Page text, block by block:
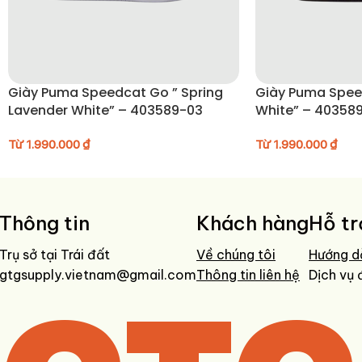
Bảo quản giày ở nơi khô ráo, thoáng mát
Giày Puma Speedcat Go ” Spring
Lavender White” – 403589-03
Từ1.990.000₫
Giày Puma
White” –
Từ1.990.000₫
Thông tin
Trụ sở tại Trái đất
gtgsupply.vietnam@gmail.com
Khách hàng
Về chúng tôi
Thông tin liên hệ
Hỗ
Hướng
Dịch vụ